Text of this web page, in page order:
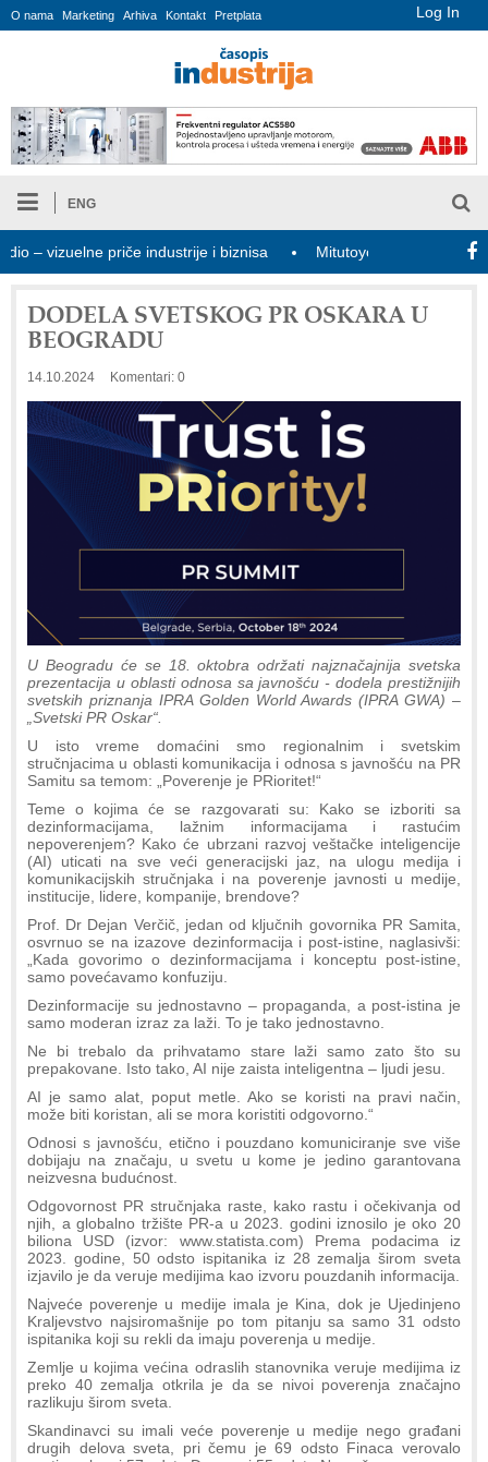
Log In
O nama Marketing Arhiva Kontakt Pretplata
ENG
vizuelne priče industrije i biznisa Mitutoyo Crysta-Apex V
DODELA SVETSKOG PR OSKARA U
BEOGRADU
14.10.2024 Komentari: 0
U Beogradu će se 18. oktobra održati najznačajnija svetska
prezentacija u oblasti odnosa sa javnošću - dodela prestižnijih
svetskih priznanja IPRA Golden World Awards (IPRA GWA) –
„Svetski PR Oskar“.
U isto vreme domaćini smo regionalnim i svetskim
stručnjacima u oblasti komunikacija i odnosa s javnošću na PR
Samitu sa temom: „Poverenje je PRioritet!“
Teme o kojima će se razgovarati su: Kako se izboriti sa
dezinformacijama, lažnim informacijama i rastućim
nepoverenjem? Kako će ubrzani razvoj veštačke inteligencije
(AI) uticati na sve veći generacijski jaz, na ulogu medija i
komunikacijskih stručnjaka i na poverenje javnosti u medije,
institucije, lidere, kompanije, brendove?
Prof. Dr Dejan Verčič, jedan od ključnih govornika PR Samita,
osvrnuo se na izazove dezinformacija i post-istine, naglasivši:
„Kada govorimo o dezinformacijama i konceptu post-istine,
samo povećavamo konfuziju.
Dezinformacije su jednostavno – propaganda, a post-istina je
samo moderan izraz za laži. To je tako jednostavno.
Ne bi trebalo da prihvatamo stare laži samo zato što su
prepakovane. Isto tako, AI nije zaista inteligentna – ljudi jesu.
AI je samo alat, poput metle. Ako se koristi na pravi način,
može biti koristan, ali se mora koristiti odgovorno.“
Odnosi s javnošću, etično i pouzdano komuniciranje sve više
dobijaju na značaju, u svetu u kome je jedino garantovana
neizvesna budućnost.
Odgovornost PR stručnjaka raste, kako rastu i očekivanja od
njih, a globalno tržište PR-a u 2023. godini iznosilo je oko 20
biliona USD (izvor: www.statista.com) Prema podacima iz
2023. godine, 50 odsto ispitanika iz 28 zemalja širom sveta
izjavilo je da veruje medijima kao izvoru pouzdanih informacija.
Najveće poverenje u medije imala je Kina, dok je Ujedinjeno
Kraljevstvo najsiromašnije po tom pitanju sa samo 31 odsto
ispitanika koji su rekli da imaju poverenja u medije.
Zemlje u kojima većina odraslih stanovnika veruje medijima iz
preko 40 zemalja otkrila je da se nivoi poverenja značajno
razlikuju širom sveta.
Skandinavci su imali veće poverenje u medije nego građani
drugih delova sveta, pri čemu je 69 odsto Finaca verovalo